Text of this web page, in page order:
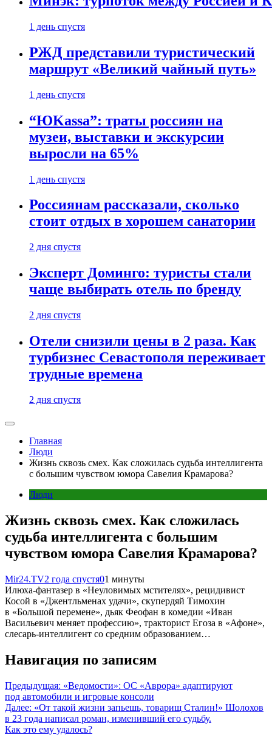
1 день спустя
РЖД представили туристический
маршрут «Великий чайный путь»
1 день спустя
“ЮKassa”: траты россиян на
музеи, выставки и экскурсии
выросли на 65%
1 день спустя
Россиянам рассказали, сколько
стоит отдых в хорошем санатории
2 дня спустя
Эксперт Доминго: туристы стали
чаще выбирать отель по бренду
2 дня спустя
Отели снизили цены в 2 раза. Как
турбизнес Севастополя переживает
трудные времена
2 дня спустя
Главная
Люди
Жизнь сквозь смех. Как сложилась судьба интеллигента
с большим чувством юмора Савелия Крамарова?
Люди
Жизнь сквозь смех. Как сложилась
судьба интеллигента с большим
чувством юмора Савелия Крамарова?
Mir24.TV2 года спустя01 минуты
Илюха-фантазер в «Неуловимых мстителях», рецидивист
Косой в «Джентльменах удачи», скупердяй Тимохин
в «Большой перемене», дьяк Феофан в комедии «Иван
Васильевич меняет профессию», тракторист Егоза в «Афоне»,
слесарь-интеллигент со средним образованием…
Навигация по записям
Предыдущая: «Ведомости»: ОС «Аврора» адаптируют
под автомобили и игровые консоли
Далее: «От такой жизни запьешь, товарищ Сталин!» Шолохов
в 23 года написал роман, изменивший его судьбу.
Как это ему удалось?